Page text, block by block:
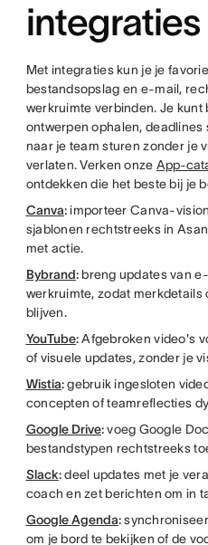
integraties
Met integraties kun je je
bestandsopslag en e-mail,
werkruimte verbinden. Je kunt
ontwerpen ophalen,
naar je team sturen zonder je
verlaten. Verken onze App-
ontdekken die het beste bij je
Canva: importeer Canva-
sjablonen rechtstreeks in
met actie.
Bybrand: breng updates van
werkruimte, zodat
blijven.
YouTube:Afgebroken video's
of visuele updates, zonder je
Wistia:gebruik ingesloten
concepten of teamreflecties
Google Drive:voeg Google
bestandstypen rechtstreeks
Slack:deel updates met je
coach en zet berichten om in
Google Agenda:
om je bord te bekijken of de